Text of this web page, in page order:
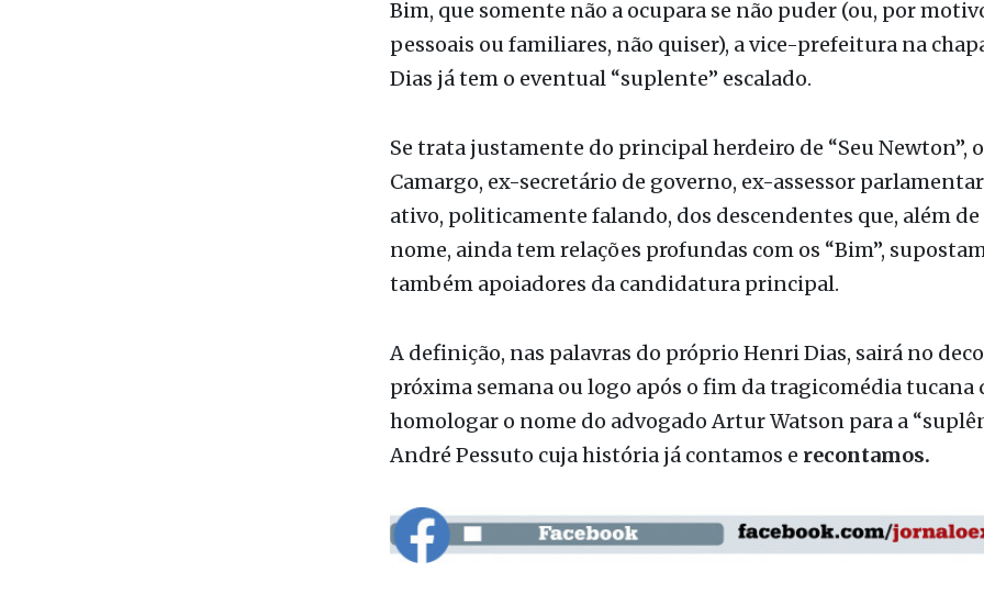
Dias já tem o eventual “suplente” escalado.
Se trata justamente do principal herdeiro de “Seu Newton”,
ativo, politicamente falando, dos descendentes que, além de
nome, ainda tem relações profundas com os “Bim”,
também apoiadores da candidatura principal.
A definição, nas palavras do próprio Henri Dias, sairá no
homologar o nome do advogado Artur Watson para a
André Pessuto cuja história já contamos erecontamos.
Já o de Renato Colombano deve vir do PSD, Solidariedade